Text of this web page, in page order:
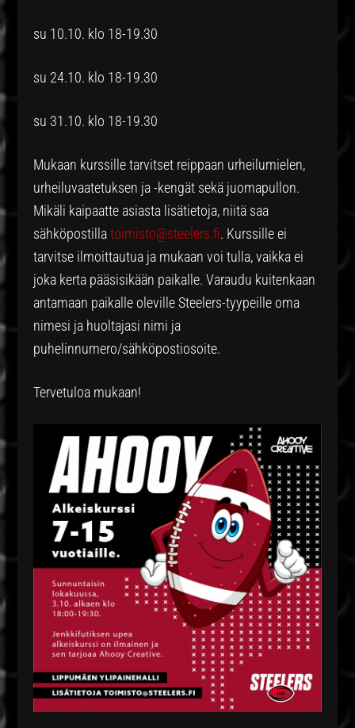
su 10.10. klo 18-19.30
su 24.10. klo 18-19.30
su 31.10. klo 18-19.30
Mukaan kurssille tarvitset reippaan urheilumielen,
urheiluvaatetuksen ja -kengät sekä juomapullon.
Mikäli kaipaatte asiasta lisätietoja, niitä saa
sähköpostillatoimisto@steelers.fi. Kurssille ei
tarvitse ilmoittautua ja mukaan voi tulla, vaikka ei
joka kerta pääsisikään paikalle. Varaudu kuitenkaan
antamaan paikalle oleville Steelers-tyypeille oma
nimesi ja huoltajasi nimi ja
puhelinnumero/sähköpostiosoite.
Tervetuloa mukaan!